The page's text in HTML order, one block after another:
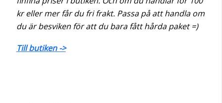
kr eller mer får du fri frakt. Passa på att handla om
du är besviken för att du bara fått hårda paket =)
Till butiken ->